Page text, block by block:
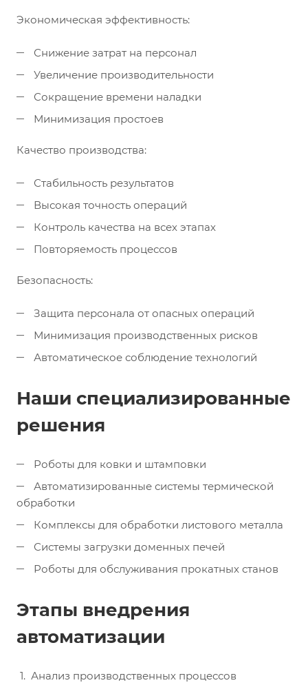
Экономическая эффективность:
Снижение затрат на персонал
Увеличение производительности
Сокращение времени наладки
Минимизация простоев
Качество производства:
Стабильность результатов
Высокая точность операций
Контроль качества на всех этапах
Повторяемость процессов
Безопасность:
Защита персонала от опасных операций
Минимизация производственных рисков
Автоматическое соблюдение технологий
Наши специализированные
решения
Роботы для ковки и штамповки
Автоматизированные системы термической
обработки
Комплексы для обработки листового металла
Системы загрузки доменных печей
Роботы для обслуживания прокатных станов
Этапы внедрения
автоматизации
Анализ производственных процессов